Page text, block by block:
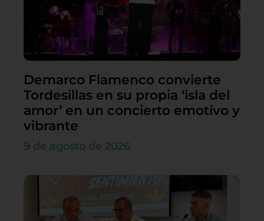
Demarco Flamenco convierte
Tordesillas en su propia ‘isla del
amor’ en un concierto emotivo y
vibrante
9 de agosto de 2026